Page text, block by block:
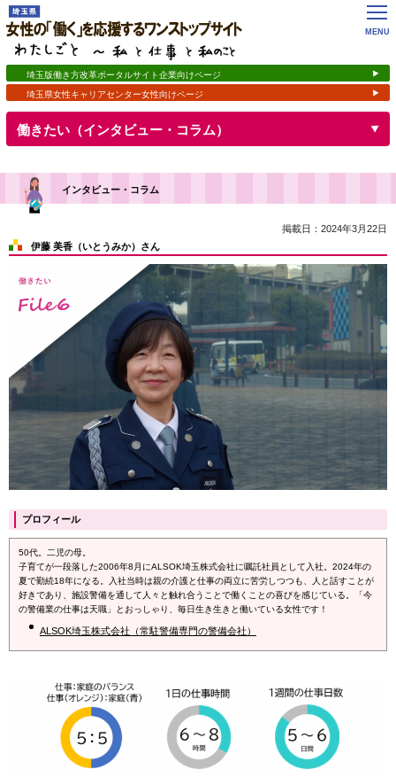
女性の「働く」を応援するワンストップサイト
わたしごと ～私 と 仕事 と 私のこと
埼玉版働き方改革ポータルサイト企業向けページ
埼玉県女性キャリアセンター女性向けページ
MENU
働きたい（インタビュー・コラム）
インタビュー・コラム
掲載日：2024年3月22日
伊藤 美香（いとうみか）さん
プロフィール
50代。二児の母。
子育てが一段落した2006年8月にALSOK埼玉株式会社に嘱託社員として入社。2024年の
夏で勤続18年になる。入社当時は親の介護と仕事の両立に苦労しつつも、人と話すことが
好きであり、施設警備を通して人々と触れ合うことで働くことの喜びを感じている。「今
の警備業の仕事は天職」とおっしゃり、毎日生き生きと働いている女性です！
ALSOK埼玉株式会社（常駐警備専門の警備会社）